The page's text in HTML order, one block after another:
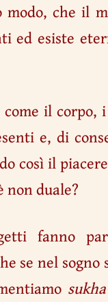
modo, che il
ed esiste
il
e, di
così il
non duale?
fanno
se nel sogno
sukha